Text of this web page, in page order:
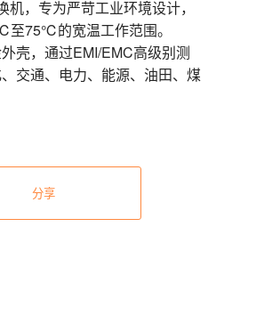
，专为严苛工业环境设计，
至75℃的宽温工作范围。
壳，通过EMI/EMC高级别测
交通、电力、能源、油田、煤
分享